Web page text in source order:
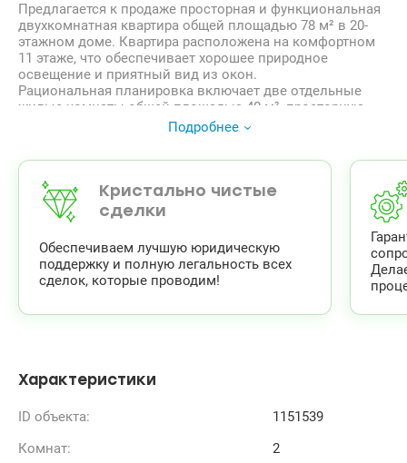
Предлагается к продаже просторная и функциональная
двухкомнатная квартира общей площадью 78 м² в 20-
этажном доме. Квартира расположена на комфортном
11 этаже, что обеспечивает хорошее природное
освещение и приятный вид из окон.
Рациональная планировка включает две отдельные
жилые комнаты общей площадью 40 м², просторную
кухню, удобную прихожую и дополнительные места для
Квартира находится в хорошем жилом состоянии.
Полностью укомплектована необходимой мебелью и
бытовой техникой.
Дом расположен в уютном районе с развитой
инфраструктурой. Рядом находятся
супермаркеты,школы, детские сады, аптеки, кафе, зоны
отдыха и удобная транспортная развязка.
Цена 80000у.е.
Карина 0936611327
valion.ua/1151539
Подробнее
Кристально чистые
сделки
Обеспечиваем лучшую юридическую
поддержку и полную легальность всех
сделок, которые проводим!
Характеристики
ID объекта:
1151539
Комнат:
2